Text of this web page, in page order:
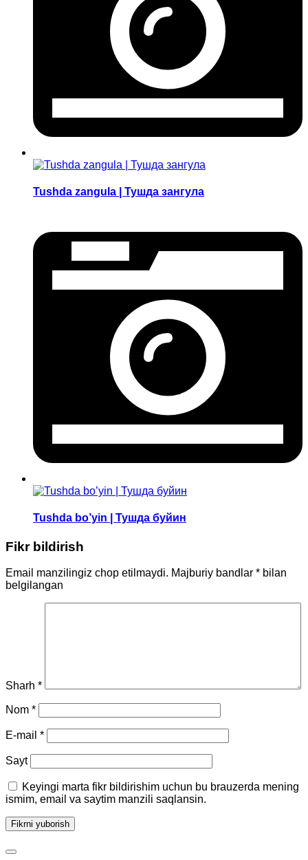
Tushda zangula | Тушда зангула
Tushda bo’yin | Тушда буйин
Fikr bildirish
Email manzilingiz chop etilmaydi. Majburiy bandlar * bilan
belgilangan
Sharh *
Nom *
E-mail *
Sayt
Keyingi marta fikr bildirishim uchun bu brauzerda mening
ismim, email va saytim manzili saqlansin.